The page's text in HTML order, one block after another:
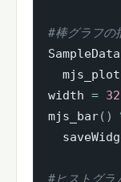
#棒グラフ
SampleData
  mjs_plot
width =
mjs_bar( )
#ヒストグ